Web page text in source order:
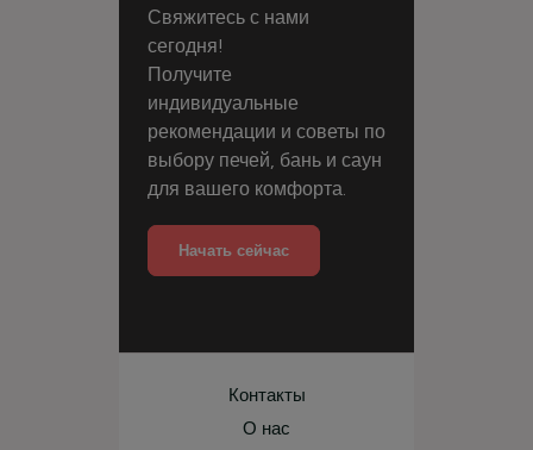
Свяжитесь с нами
сегодня!
Получите
индивидуальные
рекомендации и советы по
выбору печей, бань и саун
для вашего комфорта.
Начать сейчас
Контакты
О нас